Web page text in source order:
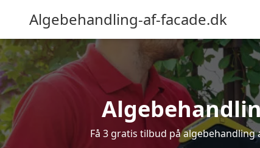
Algebehandling-af-facade.dk
Få 3 gratis tilbud på